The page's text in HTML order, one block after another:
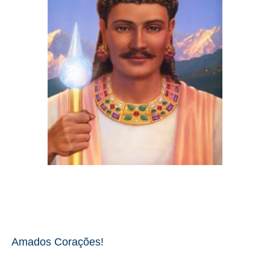
Amados Corações!